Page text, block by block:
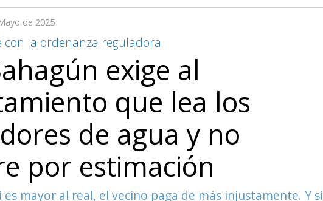
de 2025
con la ordenanza reguladora
exige al
que lea los
de agua y no
por estimación
es mayor al real, el vecino paga de más injustamente. Y si